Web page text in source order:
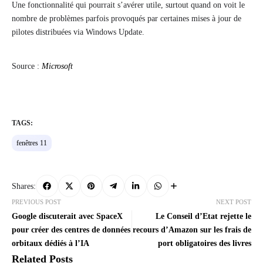
Une fonctionnalité qui pourrait s’avérer utile, surtout quand on voit le
nombre de problèmes parfois provoqués par certaines mises à jour de
pilotes distribuées via Windows Update.
Source : Microsoft
TAGS:
fenêtres 11
Shares:
PREVIOUS POST
Google discuterait avec SpaceX
pour créer des centres de données
orbitaux dédiés à l’IA
NEXT POST
Le Conseil d’Etat rejette le
recours d’Amazon sur les frais de
port obligatoires des livres
Related Posts